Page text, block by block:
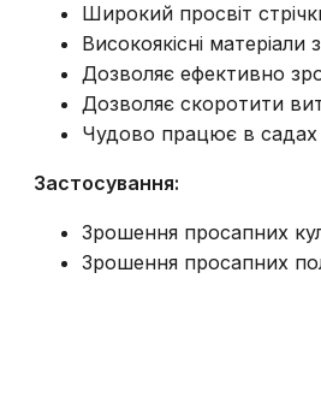
Широкий просвіт
Високоякісні
Дозволяє ефективно
Дозволяє скоротити
Чудово працює в садах
Застосування:
Зрошення просапних
Зрошення просапних